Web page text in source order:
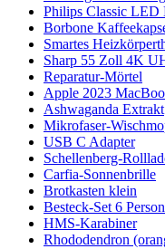
Philips Classic LED
Borbone
Smartes
Sharp 55 Zoll 4K
Reparatur-Mörtel
Apple 2023
Ashwaganda Extrakt
Mikrofaser-
USB C Adapter
Schellenberg-
Carfia-Sonnenbrille
Brotkasten klein
Besteck-Set 6
HMS-Karabiner
Rhododendron